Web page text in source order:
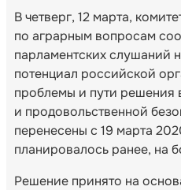
В четверг, 12 марта,
по аграрным вопросам
парламентских слушаний
потенциал российской
проблемы и пути решения
и продовольственной
перенесены с 19 марта
планировалось ранее, на
Решение принято на